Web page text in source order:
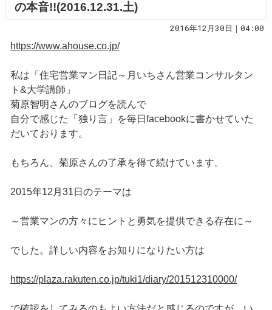
の本音!!(2016.12.31.土)
2016年12月30日｜04:00
https://www.ahouse.co.jp/
私は「住宅営業マン日記～月いちさん営業コンサルタン
ト&大学講師」
菊原智明さんのブログを読んで
自分で感じた「独り言」を毎日facebookに書かせていた
だいております。
もちろん、菊原さんの了承を得て続けています。
2015年12月31日のテーマは
～営業マンの方々にヒントと勇気を提供できる存在に～
でした。詳しい内容をお知りになりたい方は
https://plaza.rakuten.co.jp/tuki1/diary/201512310000/